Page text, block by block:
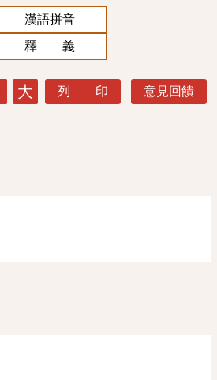
漢語拼音
釋 義
大 列 印 意見回饋